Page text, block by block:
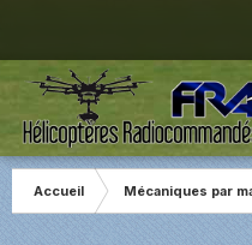
Accueil Mécaniques par